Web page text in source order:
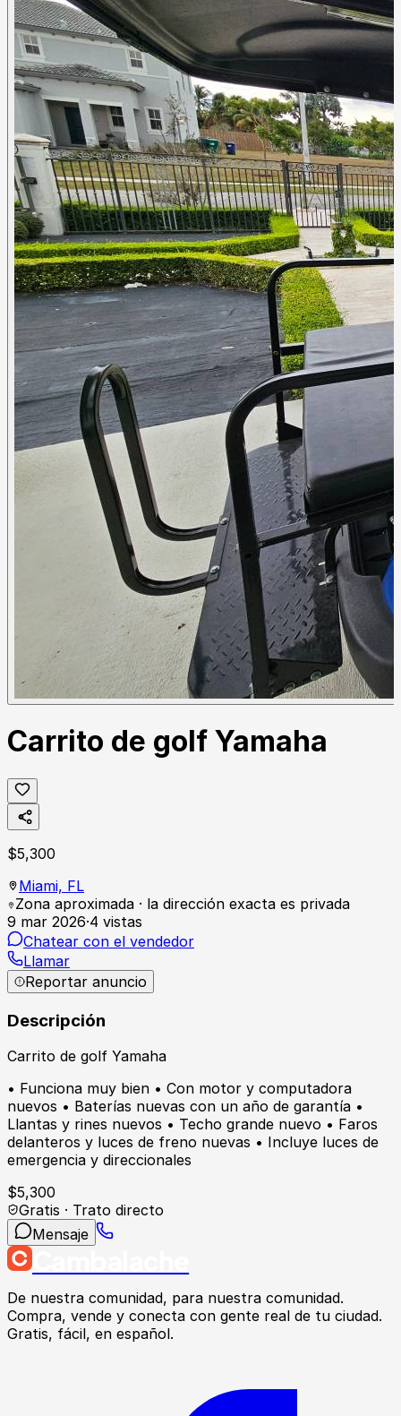
Carrito de golf Yamaha
$5,300
Miami, FL
Zona aproximada · la dirección exacta es privada
9 mar 2026·4 vistas
Chatear con el vendedor
Llamar
Reportar anuncio
Descripción
Carrito de golf Yamaha
• Funciona muy bien • Con motor y computadora
nuevos • Baterías nuevas con un año de garantía •
Llantas y rines nuevos • Techo grande nuevo • Faros
delanteros y luces de freno nuevas • Incluye luces de
emergencia y direccionales
$5,300
Gratis · Trato directo
Mensaje
De nuestra comunidad, para nuestra comunidad.
Compra, vende y conecta con gente real de tu ciudad.
Gratis, fácil, en español.